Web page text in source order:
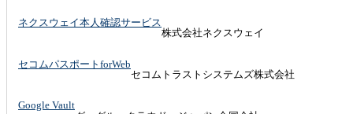
ネクスウェイ本人確認サービス
株式会社ネクスウェイ
セコムパスポートforWeb
セコムトラストシステムズ株式会社
Google Vault